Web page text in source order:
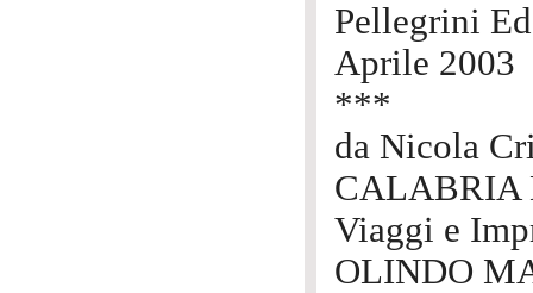
Pellegrini
Aprile 2003
***
da Nicola
CALABRIA
Viaggi e
OLINDO